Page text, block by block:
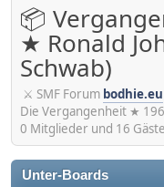
📦
★ Ronald
Schwab)
⚔ SMF Forum bodhie.eu
Die Vergangenheit ★
0 Mitglieder und 16
Unter-Boards